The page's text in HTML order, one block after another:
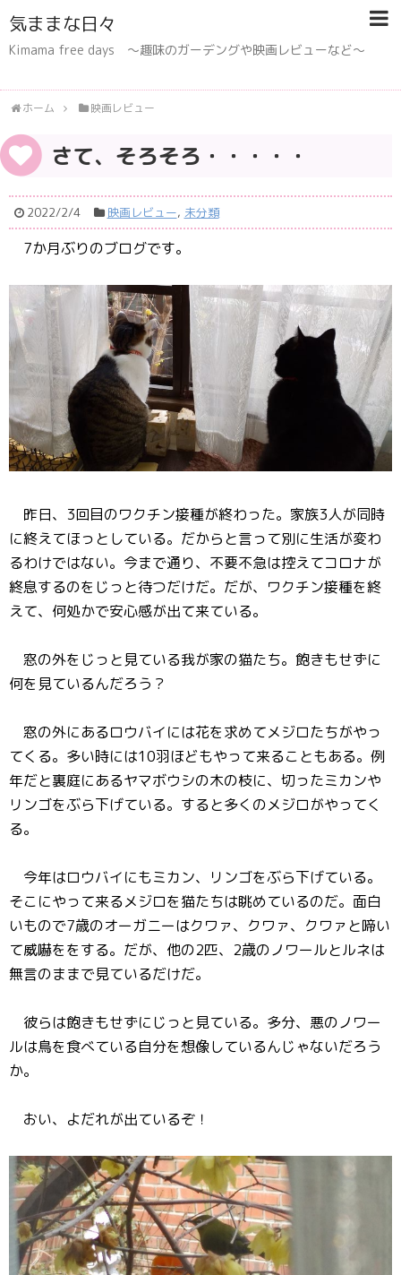
気ままな日々
Kimama free days 〜趣味のガーデングや映画レビューなど〜
ホーム 映画レビュー
さて、そろそろ・・・・・
2022/2/4 映画レビュー, 未分類
7か月ぶりのブログです。
昨日、3回目のワクチン接種が終わった。家族3人が同時
に終えてほっとしている。だからと言って別に生活が変わ
るわけではない。今まで通り、不要不急は控えてコロナが
終息するのをじっと待つだけだ。だが、ワクチン接種を終
えて、何処かで安心感が出て来ている。
窓の外をじっと見ている我が家の猫たち。飽きもせずに
何を見ているんだろう？
窓の外にあるロウバイには花を求めてメジロたちがやっ
てくる。多い時には10羽ほどもやって来ることもある。例
年だと裏庭にあるヤマボウシの木の枝に、切ったミカンや
リンゴをぶら下げている。すると多くのメジロがやってく
る。
今年はロウバイにもミカン、リンゴをぶら下げている。
そこにやって来るメジロを猫たちは眺めているのだ。面白
いもので7歳のオーガニーはクワァ、クワァ、クワァと啼い
て威嚇ををする。だが、他の2匹、2歳のノワールとルネは
無言のままで見ているだけだ。
彼らは飽きもせずにじっと見ている。多分、悪のノワー
ルは鳥を食べている自分を想像しているんじゃないだろう
か。
おい、よだれが出ているぞ！